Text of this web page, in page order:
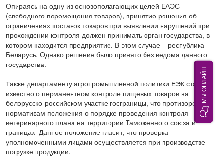
Опираясь на одну из основополагающих целей ЕАЭС
(свободного перемещения товаров), принятие решения об
ограничениях поставок товаров при выявлении нарушений при
прохождении контроля должен принимать орган государства, в
котором находится предприятие. В этом случае – республика
Беларусь. Однако решение было принято без ведома данного
государства.
Также департаменту агропромышленной политики ЕЭК стало
известно о перманентном контроле пищевых товаров на
белорусско-российском участке госграницы, что противоречит
нормативам положения о порядке проведения контроля
ветеринарного плана на территории Таможенного союза и
границах. Данное положение гласит, что проверка
уполномоченными лицами осуществляется при производстве
погрузке продукции.
МЫ ОНЛАЙН